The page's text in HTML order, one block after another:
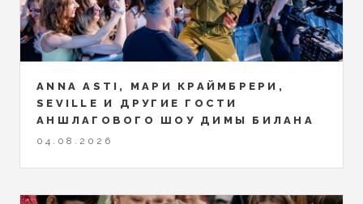
ANNA ASTI, МАРИ КРАЙМБРЕРИ,
SEVILLE И ДРУГИЕ ГОСТИ
АНШЛАГОВОГО ШОУ ДИМЫ БИЛАНА
04.08.2026